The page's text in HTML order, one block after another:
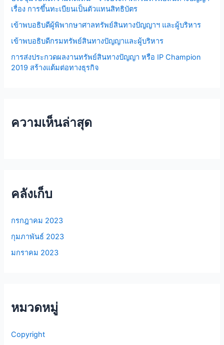
เรื่อง การขึ้นทะเบียนเป็นตัวแทนสิทธิบัตร
เข้าพบอธิบดีผู้พิพากษาศาลทรัพย์สินทางปัญญาฯ และผู้บริหาร
เข้าพบอธิบดีกรมทรัพย์สินทางปัญญาและผู้บริหาร
การส่งประกวดผลงานทรัพย์สินทางปัญญา หรือ IP Champion
2019 สร้างแต้มต่อทางธุรกิจ
ความเห็นล่าสุด
คลังเก็บ
กรกฎาคม 2023
กุมภาพันธ์ 2023
มกราคม 2023
หมวดหมู่
Copyright